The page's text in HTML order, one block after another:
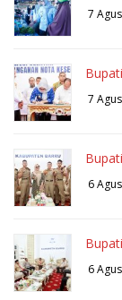
7
7
6
6